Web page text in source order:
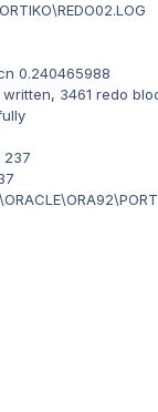
0.240465988
3461 redo
237